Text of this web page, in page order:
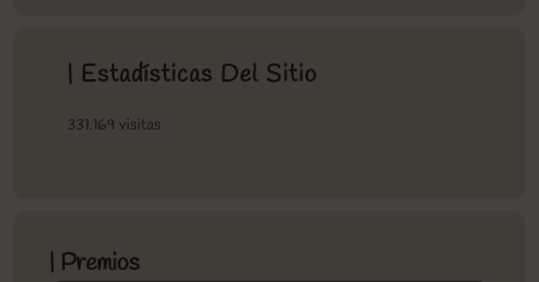
| Estadísticas Del Sitio
331.169 visitas
| Premios